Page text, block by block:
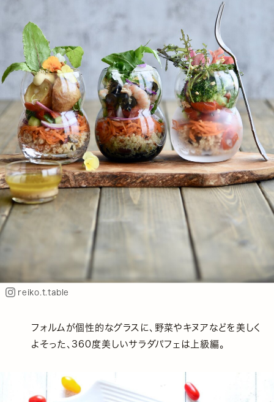
reiko.t.table
フォルムが個性的なグラスに、野菜やキヌアなどを美しく
よそった、360度美しいサラダパフェは上級編。